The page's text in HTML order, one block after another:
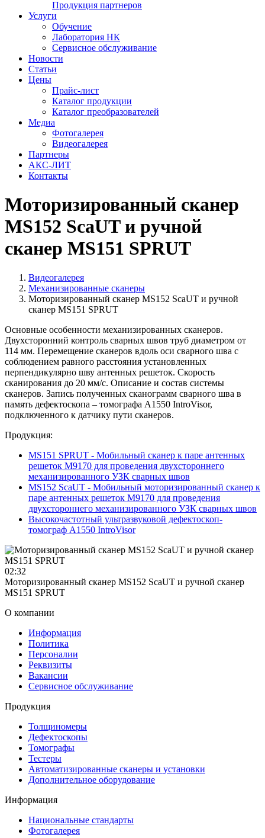
Продукция партнеров
Услуги
Обучение
Лаборатория НК
Сервисное обслуживание
Новости
Статьи
Цены
Прайс-лист
Каталог продукции
Каталог преобразователей
Медиа
Фотогалерея
Видеогалерея
Партнеры
АКС-ЛИТ
Контакты
Моторизированный сканер
MS152 ScaUT и ручной
сканер MS151 SPRUT
Видеогалерея
Механизированные сканеры
Моторизированный сканер MS152 ScaUT и ручной
сканер MS151 SPRUT
Основные особенности механизированных сканеров.
Двухсторонний контроль сварных швов труб диаметром от
114 мм. Перемещение сканеров вдоль оси сварного шва с
соблюдением равного расстояния установленных
перпендикулярно шву антенных решеток. Скорость
сканирования до 20 мм/с. Описание и состав системы
сканеров. Запись полученных сканограмм сварного шва в
память дефектоскопа – томографа А1550 IntroVisor,
подключенного к датчику пути сканеров.
Продукция:
MS151 SPRUT - Мобильный сканер к паре антенных
решеток М9170 для проведения двухстороннего
механизированного УЗК сварных швов
MS152 SсaUT - Мобильный моторизированный сканер к
паре антенных решеток М9170 для проведения
двухстороннего механизированного УЗК сварных швов
Высокочастотный ультразвуковой дефектоскоп-
томограф А1550 IntroVisor
02:32
Моторизированный сканер MS152 ScaUT и ручной сканер
MS151 SPRUT
О компании
Информация
Политика
Персоналии
Реквизиты
Вакансии
Сервисное обслуживание
Продукция
Толщиномеры
Дефектоскопы
Томографы
Тестеры
Автоматизированные сканеры и установки
Дополнительное оборудование
Информация
Национальные стандарты
Фотогалерея